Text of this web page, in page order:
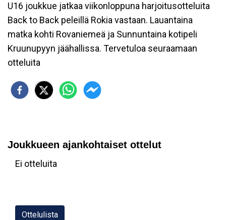
U16 joukkue jatkaa viikonloppuna harjoitusotteluita
Back to Back peleillä Rokia vastaan. Lauantaina
matka kohti Rovaniemeä ja Sunnuntaina kotipeli
Kruunupyyn jäähallissa. Tervetuloa seuraamaan
otteluita
Joukkueen ajankohtaiset ottelut
Ei otteluita
Ottelulista